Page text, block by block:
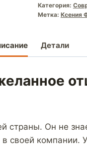
Категория:
Метка: Ксения
Детали
страны. Он не
своей компании.